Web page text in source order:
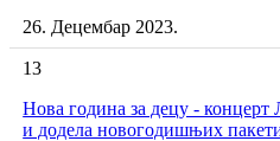
26. Децембар 2023.
13
Нова година за децу - концерт
и додела новогодишњих